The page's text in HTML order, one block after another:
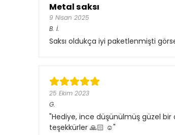
Metal saksı
9 Nisan 2025
B. İ.
Saksı oldukça iyi paketlenmişti
25 Ekim 2023
G.
"Hediye, ince düşünülmüş güzel
teşekkürler 🙏🏻 ☺️"